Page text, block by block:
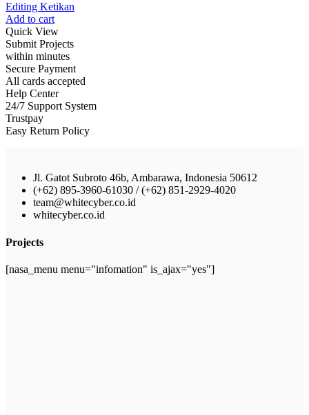
Editing Ketikan
Add to cart
Quick View
Submit Projects
within minutes
Secure Payment
All cards accepted
Help Center
24/7 Support System
Trustpay
Easy Return Policy
Jl. Gatot Subroto 46b, Ambarawa, Indonesia 50612
(+62) 895-3960-61030 / (+62) 851-2929-4020
team@whitecyber.co.id
whitecyber.co.id
Projects
[nasa_menu menu="infomation" is_ajax="yes"]